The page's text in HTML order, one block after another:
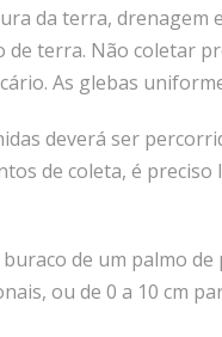
da terra, drenagem
terra. Não coletar
As glebas
deverá ser
de coleta, é
de um palmo
ou de 0 a 10 cm